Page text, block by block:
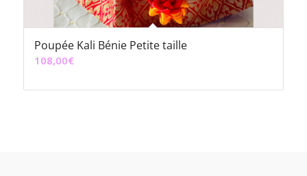
Poupée Kali Bénie Petite taille
108,00€